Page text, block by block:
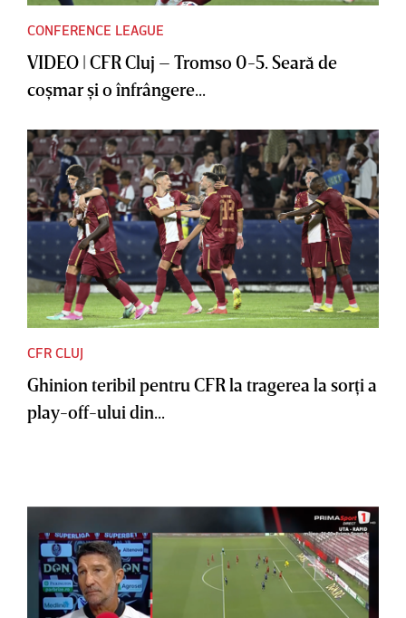
CONFERENCE LEAGUE
VIDEO | CFR Cluj – Tromso 0-5. Seară de
coşmar şi o înfrângere...
CFR CLUJ
Ghinion teribil pentru CFR la tragerea la sorţi a
play-off-ului din...